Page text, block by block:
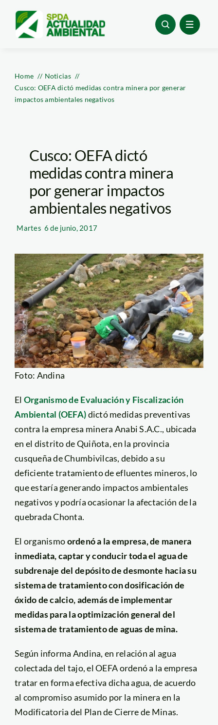
content
Home
Noticias
Cusco: OEFA dictó medidas contra minera por generar
impactos ambientales negativos
Cusco: OEFA dictó
medidas contra minera
por generar impactos
ambientales negativos
Martes 6 de junio, 2017
Foto: Andina
El Organismo de Evaluación y Fiscalización
Ambiental (OEFA)dictó medidas preventivas
contra la empresa minera Anabi S.A.C., ubicada
en el distrito de Quiñota, en la provincia
cusqueña de Chumbivilcas, debido a su
deficiente tratamiento de efluentes mineros, lo
que estaría generando impactos ambientales
negativos y podría ocasionar la afectación de la
quebrada Chonta.
El organismoordenó a la empresa, de manera
inmediata, captar y conducir toda el agua de
subdrenaje del depósito de desmonte hacia su
sistema de tratamiento con dosificación de
óxido de calcio, además de implementar
medidas para la optimización general del
sistema de tratamiento de aguas de mina.
Según informa Andina, en relación al agua
colectada del tajo, el OEFA ordenó a la empresa
tratar en forma efectiva dicha agua, de acuerdo
al compromiso asumido por la minera en la
Modificatoria del Plan de Cierre de Minas.